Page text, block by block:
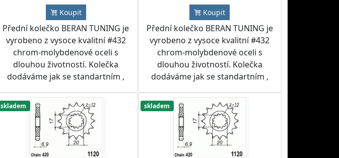
Koupit
Přední kolečko BERAN TUNING je
vyrobeno z vysoce kvalitní #432
chrom-molybdenové oceli s
dlouhou životností. Kolečka
dodáváme jak se standartním ,
Doporučujeme kolečko použít
spolu s RK nebo IRIS řetězem a
rozetou BERAN TUNING nebo
SUPERSPROX do řetězových sad
dle přání zákazníka.
Koupit
Přední kolečko BERAN TUNING je
vyrobeno z vysoce kvalitní #432
chrom-molybdenové oceli s
dlouhou životností. Kolečka
dodáváme jak se standartním ,
Doporučujeme kolečko použít
spolu s RK nebo IRIS řetězem a
rozetou BERAN TUNING nebo
SUPERSPROX do řetězových sad
dle přání zákazníka.
skladem skladem